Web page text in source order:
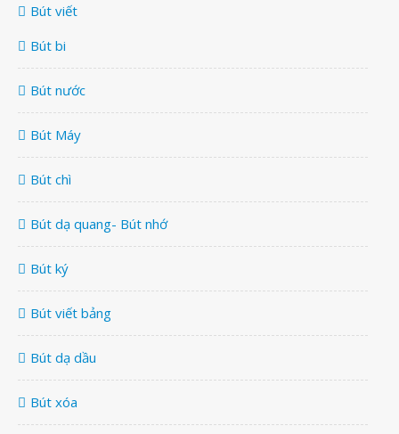
Bút viết
Bút bi
Bút nước
Bút Máy
Bút chì
Bút dạ quang- Bút nhớ
Bút ký
Bút viết bảng
Bút dạ dầu
Bút xóa